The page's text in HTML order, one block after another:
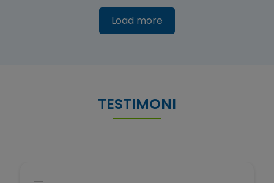
Load more
TESTIMONI